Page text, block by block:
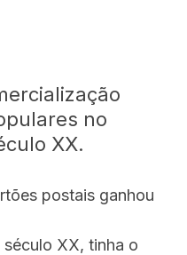
no
XX.
postais ganhou
XX, tinha o